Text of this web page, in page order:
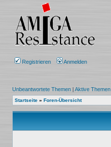
Registrieren Anmelden
Unbeantwortete Themen | Aktive Themen
Startseite » Foren-Übersicht